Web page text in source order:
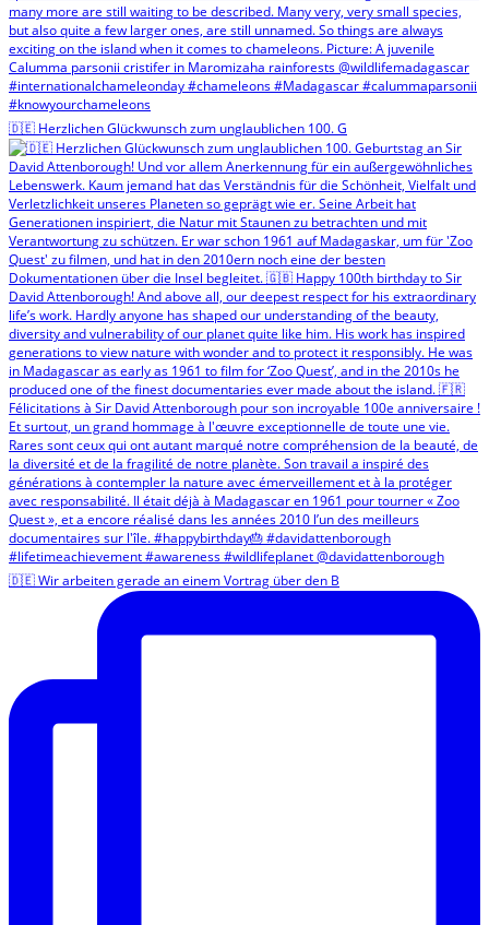
🇩🇪 Herzlichen Glückwunsch zum unglaublichen 100. G
🇩🇪 Wir arbeiten gerade an einem Vortrag über den B